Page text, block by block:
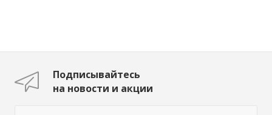
Подписывайтесь
на новости и акции